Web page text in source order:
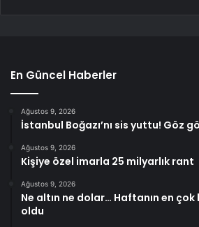
En Güncel Haberler
Ağustos 9, 2026
İstanbul Boğazı’nı sis yuttu! Göz
Ağustos 9, 2026
Kişiye özel imarla 25 milyarlık rant
Ağustos 9, 2026
Ne altın ne dolar… Haftanın en çok
oldu